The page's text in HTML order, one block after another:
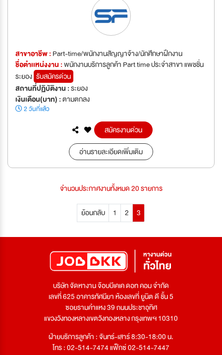
สาขาอาชีพ : Part-time/พนักงานสัญญาจ้าง/นักศึกษาฝึกงาน
ชื่อตำเเหน่งงาน :พนักงานบริการลูกค้า Part time ประจำสาขา แพชชั่น
ระยอง รับสมัครด่วน
สถานที่ปฏิบัติงาน :ระยอง
เงินเดือน(บาท) :ตามตกลง
2 วันที่แล้ว
สมัครงานด่วน
อ่านรายละเอียดเพิ่มเติม
จำนวนประกาศงานทั้งหมด 20 รายการ
ย้อนกลับ 1 2 3
บริษัท จัดหางาน จ๊อบบีเคเค ดอท คอม จำกัด
เลขที่ 625 อาคารทัศนียา ห้องเลขที่ ยูนิต ดี ชั้น 5
ซอยรามคำแหง 39 ถนนประชาอุทิศ
แขวงวังทองหลางเขตวังทองหลาง กรุงเทพฯ 10310
ฝ่ายบริการลูกค้า : จันทร์-เสาร์ 8:30-18:00 น.
โทร : 02-514-7474 แฟ็กซ์ 02-514-7447